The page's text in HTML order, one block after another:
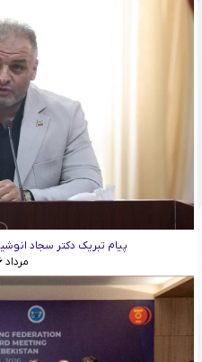
پیام تبریک دکتر سجاد
مرداد ۱۶, ۱۴۰۵